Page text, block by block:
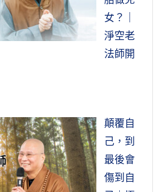
女？｜
淨空老
法師開
顛覆自
己，到
最後會
傷到自